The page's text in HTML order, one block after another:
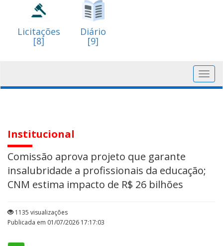
Licitações
[8]
Diário
[9]
Institucional
Comissão aprova projeto que garante
insalubridade a profissionais da educação;
CNM estima impacto de R$ 26 bilhões
1135 visualizações
Publicada em 01/07/2026 17:17:03